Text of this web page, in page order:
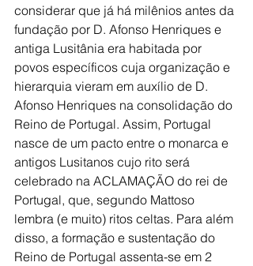
considerar que já há milênios antes da
fundação por D. Afonso Henriques e
antiga Lusitânia era habitada por
povos específicos cuja organização e
hierarquia vieram em auxílio de D.
Afonso Henriques na consolidação do
Reino de Portugal. Assim, Portugal
nasce de um pacto entre o monarca e
antigos Lusitanos cujo rito será
celebrado na ACLAMAÇÃO do rei de
Portugal, que, segundo Mattoso
lembra (e muito) ritos celtas. Para além
disso, a formação e sustentação do
Reino de Portugal assenta-se em 2